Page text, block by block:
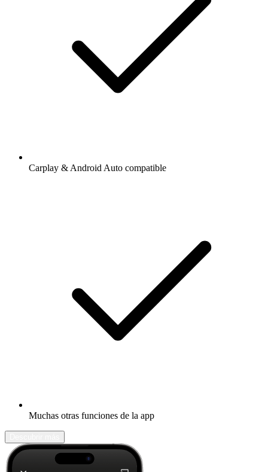
Carplay & Android Auto compatible
Muchas otras funciones de la app